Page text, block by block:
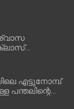
എട്ടുനോമ്പ്
പന്തലിന്റെ
വെരി.